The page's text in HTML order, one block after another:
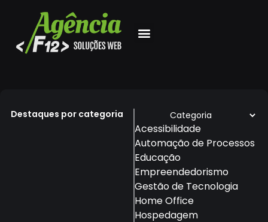
Destaques por categoria
Acessibilidade
Automação de Processos
Educação
Empreendedorismo
Gestão de Tecnologia
Home Office
Hospedagem